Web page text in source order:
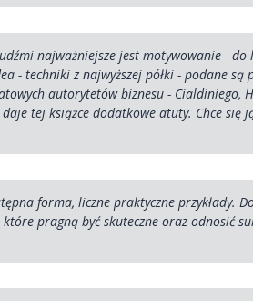
najważniejsze jest motywowanie -
- techniki z najwyższej półki - podane
autorytetów biznesu - Cialdiniego,
tej książce dodatkowe atuty. Chce się
forma, liczne praktyczne przykłady.
pragną być skuteczne oraz odnosić